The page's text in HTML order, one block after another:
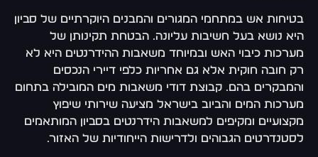
בטיחות אש במתחמי המגורים והמבנים היוקרתיים של סביון
היא נושא בעל חשיבות עליונה. הבטחת תקינותן של
מערכות כיבוי האש ובמיוחד משאבות ההידרנטים היא לא
רק חובה חוקית אלא גם אחריות כלפי דיירי הנכסים
והמבקרים בהם. קבוצת דודי משאבות מים המובילה בתחום
מערכות המים והביוב בישראל מציעה שירותי שיפוץ
מקצועיים ומקיפים למשאבות הידרנטים בסביון המותאמים
לסטנדרטים הגבוהים ולדרישות הייחודיות של האזור.